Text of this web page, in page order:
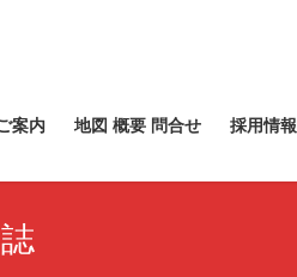
案内 地図 概要 問合せ 採用情報